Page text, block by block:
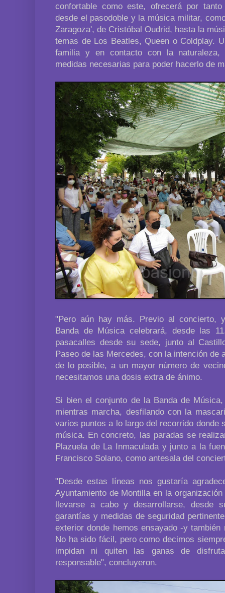
confortable como este, ofrecerá por
desde el pasodoble y la música militar,
Zaragoza', de Cristóbal Oudrid, hasta la
temas de Los Beatles, Queen o Coldplay.
familia y en contacto con la
medidas necesarias para poder hacerlo de
"Pero aún hay más. Previo al concierto,
Banda de Música celebrará, desde las
pasacalles desde su sede, junto al
Paseo de las Mercedes, con la intención de
de lo posible, a un mayor número de
necesitamos una dosis extra de ánimo.
Si bien el conjunto de la Banda de
mientras marcha, desfilando con la
varios puntos a lo largo del recorrido donde
música. En concreto, las paradas se
Plazuela de La Inmaculada y junto a la
Francisco Solano, como antesala del
"Desde estas líneas nos gustaría
Ayuntamiento de Montilla en la
llevarse a cabo y desarrollarse, desde
garantías y medidas de seguridad
exterior donde hemos ensayado -y
No ha sido fácil, pero como decimos
impidan ni quiten las ganas de
responsable", concluyeron.